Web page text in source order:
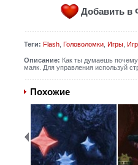
Добавить в
Теги: Flash, Головоломки, Игры,
Описание: Как ты думаешь почему
маяк. Для управления используй
Похожие